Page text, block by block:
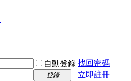
自動登錄 找回密碼
登錄
立即註冊